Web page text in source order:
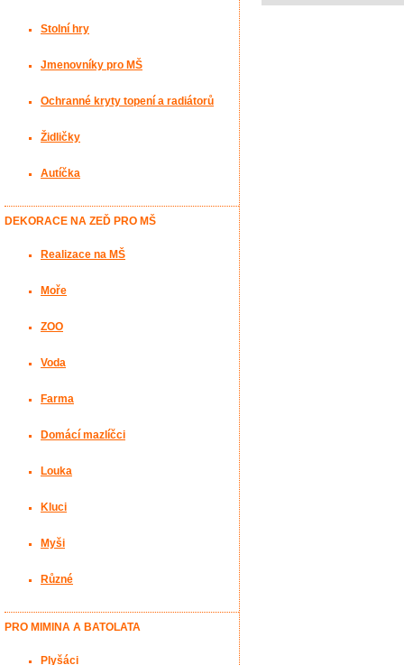
Stolní hry
Jmenovníky pro MŠ
Ochranné kryty topení a radiátorů
Židličky
Autíčka
DEKORACE NA ZEĎ PRO MŠ
Realizace na MŠ
Moře
ZOO
Voda
Farma
Domácí mazlíčci
Louka
Kluci
Myši
Různé
PRO MIMINA A BATOLATA
Plyšáci